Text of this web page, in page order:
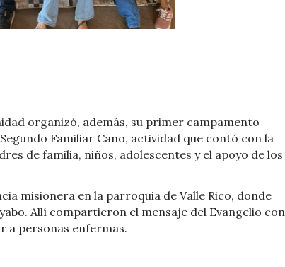
organizó, además, su primer campamento
Familiar Cano, actividad que contó con la
de familia, niños, adolescentes y el apoyo de los
misionera en la parroquia de Valle Rico, donde
Allí compartieron el mensaje del Evangelio con
a personas enfermas.